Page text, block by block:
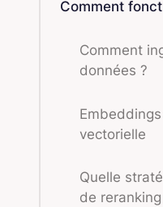
Comment
Comment
données ?
vectorielle
Quelle
de